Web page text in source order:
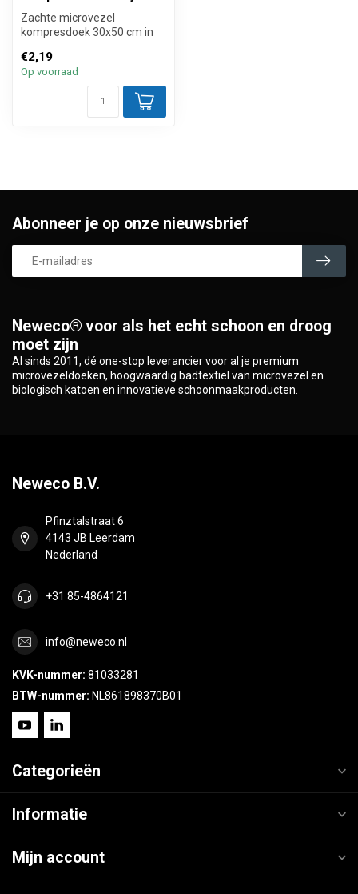
Zachte microvezel
kompresdoek 30x50 cm in
doek is p...
€2,19
Op voorraad
Neweco® voor als het echt schoon en droog
moet zijn
Al sinds 2011, dé one-stop leverancier voor al je premium
microvezeldoeken, hoogwaardig badtextiel van microvezel en
biologisch katoen en innovatieve schoonmaakproducten.
Abonneer je op onze nieuwsbrief
Neweco B.V.
Pfinztalstraat 6
4143 JB Leerdam
Nederland
+31 85-4864121
info@neweco.nl
KVK-nummer: 81033281
BTW-nummer: NL861898370B01
Categorieën
Informatie
Mijn account